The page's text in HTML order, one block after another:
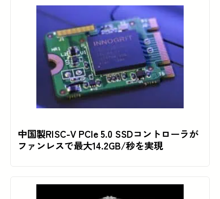
中国製RISC-V PCIe 5.0 SSDコントローラが
ファンレスで最大14.2GB/秒を実現